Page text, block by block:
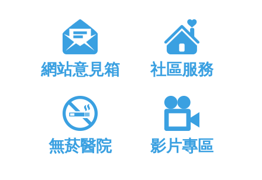
網站意見箱 社區服務
無菸醫院 影片專區